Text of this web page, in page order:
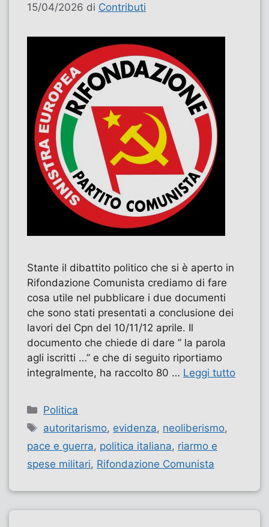
15/04/2026 di Contributi
Stante il dibattito politico che si è aperto in
Rifondazione Comunista crediamo di fare
cosa utile nel pubblicare i due documenti
che sono stati presentati a conclusione dei
lavori del Cpn del 10/11/12 aprile. Il
documento che chiede di dare ” la parola
agli iscritti …” e che di seguito riportiamo
integralmente, ha raccolto 80 … Leggi tutto
Categorie
Politica
Tag
autoritarismo, evidenza, neoliberismo,
pace e guerra, politica italiana, riarmo e
spese militari, Rifondazione Comunista